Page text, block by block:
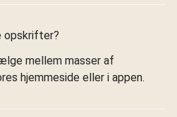
opskrifter?
mellem masser af
hjemmeside eller i appen.